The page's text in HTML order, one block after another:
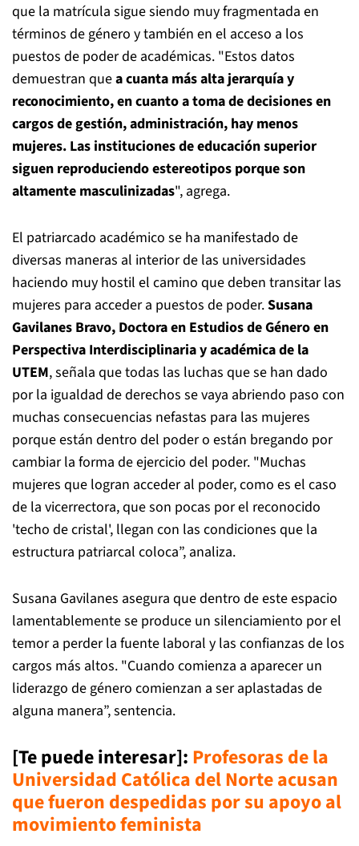
que la matrícula sigue siendo muy fragmentada en
términos de género y también en el acceso a los
puestos de poder de académicas. "Estos datos
demuestran quea cuanta más alta jerarquía y
reconocimiento, en cuanto a toma de decisiones en
cargos de gestión, administración, hay menos
mujeres. Las instituciones de educación superior
siguen reproduciendo estereotipos porque son
altamente masculinizadas", agrega.
El patriarcado académico se ha manifestado de
diversas maneras al interior de las universidades
haciendo muy hostil el camino que deben transitar las
mujeres para acceder a puestos de poder.Susana
Gavilanes Bravo, Doctora en Estudios de Género en
Perspectiva Interdisciplinaria y académica de la
UTEM, señala que todas las luchas que se han dado
por la igualdad de derechos se vaya abriendo paso con
muchas consecuencias nefastas para las mujeres
porque están dentro del poder o están bregando por
cambiar la forma de ejercicio del poder. "Muchas
mujeres que logran acceder al poder, como es el caso
de la vicerrectora, que son pocas por el reconocido
'techo de cristal', llegan con las condiciones que la
estructura patriarcal coloca”, analiza.
Susana Gavilanes asegura que dentro de este espacio
lamentablemente se produce un silenciamiento por el
temor a perder la fuente laboral y las confianzas de los
cargos más altos. "Cuando comienza a aparecer un
liderazgo de género comienzan a ser aplastadas de
alguna manera”, sentencia.
[Te puede interesar]: Profesoras de la
Universidad Católica del Norte acusan
que fueron despedidas por su apoyo al
movimiento feminista